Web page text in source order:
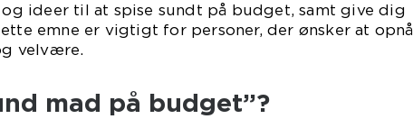
ideer til at spise sundt på budget, samt give dig
emne er vigtigt for personer, der ønsker at opnå
velvære.
mad på budget”?